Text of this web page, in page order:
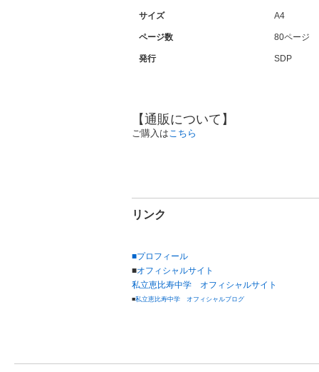
サイズ A4
ページ数 80ページ
発行 SDP
【通販について】
ご購入はこちら
リンク
■プロフィール
■オフィシャルサイト
私立恵比寿中学 オフィシャルサイト
■私立恵比寿中学 オフィシャルブログ